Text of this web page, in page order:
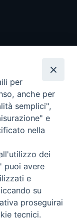
riservati - Vita
Torna
per
anche per
semplici",
e
nella
dei
puoi avere
e
su
proseguirai
tecnici.